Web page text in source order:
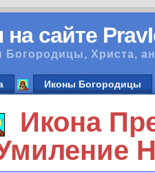
на сайте
Христа,
Иконы Богородицы
Икона